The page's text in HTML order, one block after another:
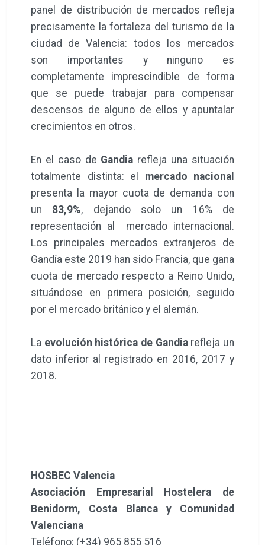
panel de distribución de mercados refleja
precisamente la fortaleza del turismo de la
ciudad de Valencia: todos los mercados
son importantes y ninguno es
completamente imprescindible de forma
que se puede trabajar para compensar
descensos de alguno de ellos y apuntalar
crecimientos en otros.
En el caso de Gandia refleja una situación
totalmente distinta: el mercado nacional
presenta la mayor cuota de demanda con
un 83,9%, dejando solo un 16% de
representación al mercado internacional.
Los principales mercados extranjeros de
Gandía este 2019 han sido Francia, que gana
cuota de mercado respecto a Reino Unido,
situándose en primera posición, seguido
por el mercado británico y el alemán.
La evolución histórica de Gandiarefleja un
dato inferior al registrado en 2016, 2017 y
2018.
HOSBEC Valencia
Asociación Empresarial Hostelera de
Benidorm, Costa Blanca y Comunidad
Valenciana
Teléfono: (+34) 965 855 516